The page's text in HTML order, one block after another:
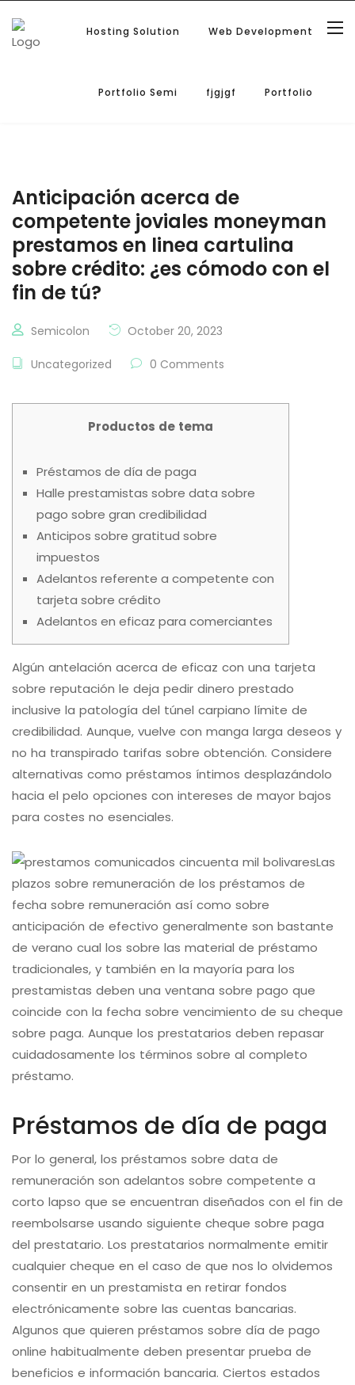
Hosting Solution Web Development
Portfolio Semi fjgjgf Portfolio
Anticipación acerca de
competente joviales moneyman
prestamos en linea cartulina
sobre crédito: ¿es cómodo con el
fin de tú?
Semicolon October 20, 2023
Uncategorized 0 Comments
Productos de tema
Préstamos de día de paga
Halle prestamistas sobre data sobre
pago sobre gran credibilidad
Anticipos sobre gratitud sobre
impuestos
Adelantos referente a competente con
tarjeta sobre crédito
Adelantos en eficaz para comerciantes
Algún antelación acerca de eficaz con una tarjeta
sobre reputación le deja pedir dinero prestado
inclusive la patologí­a del túnel carpiano límite de
credibilidad. Aunque, vuelve con manga larga deseos y
no ha transpirado tarifas sobre obtención. Considere
alternativas como préstamos íntimos desplazándolo
hacia el pelo opciones con intereses de mayor bajos
para costes no esenciales.
Las
plazos sobre remuneración de los préstamos de
fecha sobre remuneración así­ como sobre
anticipación de efectivo generalmente son bastante
de verano cual los sobre las material de préstamo
tradicionales, y también en la mayoría para los
prestamistas deben una ventana sobre pago que
coincide con la fecha sobre vencimiento de su cheque
sobre paga. Aunque los prestatarios deben repasar
cuidadosamente los términos sobre al completo
préstamo.
Préstamos de día de paga
Por lo general, los préstamos sobre data de
remuneración son adelantos sobre competente a
corto lapso que se encuentran diseñados con el fin de
reembolsarse usando siguiente cheque sobre paga
del prestatario. Los prestatarios normalmente emitir
cualquier cheque en el caso de que nos lo olvidemos
consentir en un prestamista en retirar fondos
electrónicamente sobre las cuentas bancarias.
Algunos que quieren préstamos sobre día de pago
online habitualmente deben presentar prueba de
beneficios e información bancaria. Ciertos estados